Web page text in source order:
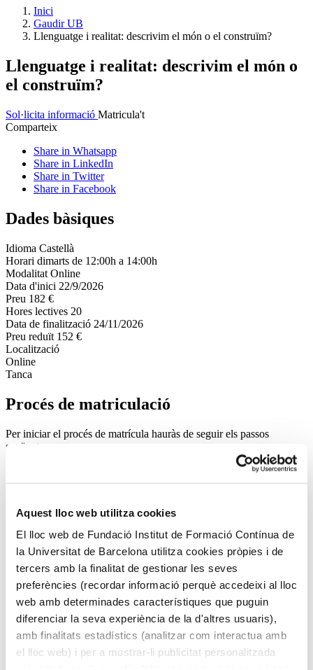
Aquest lloc web utilitza cookies
El lloc web de Fundació Institut de Formació Contínua de
la Universitat de Barcelona utilitza cookies pròpies i de
tercers amb la finalitat de gestionar les seves
preferències (recordar informació perquè accedeixi al lloc
web amb determinades característiques que puguin
diferenciar la seva experiència de la d'altres usuaris),
amb finalitats estadístics (analitzar com interactua amb
el lloc web) i per a mostrar-li publicitat personalitzada
Inici
Gaudir UB
Llenguatge i realitat: descrivim el món o el construïm?
Llenguatge i realitat: descrivim el món o
el construïm?
Sol·licita informació Matricula't
Comparteix
Share in Whatsapp
Share in LinkedIn
Share in Twitter
Share in Facebook
Dades bàsiques
Idioma Castellà
Horari dimarts de 12:00h a 14:00h
Modalitat Online
Data d'inici 22/9/2026
Preu 182 €
Hores lectives 20
Data de finalització 24/11/2026
Preu reduït 152 €
Localització
Online
Tanca
Procés de matriculació
Per iniciar el procés de matrícula hauràs de seguir els passos
següents:
dades d’accés. Si encara no disposes d’un, podràs registrar-t’hi en
iniciar el procés de matrícula.
Indica’ns les teves dades personals per poder tramitar la matrícula.
3 - Introdueix el codi de descompte si formes part d’un col·lectiu
amb tarifa reduïda
Trobaràs tots els descomptes disponibles a l’apartat “Preus i
descomptes” de la fitxa del curs.